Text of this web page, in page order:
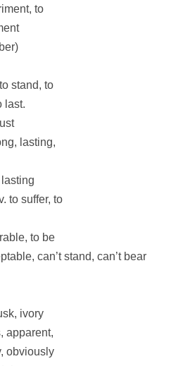
to
stand, to
last.
lasting,
suffer, to
to be
can’t stand, can’t bear
ivory
apparent,
obviously